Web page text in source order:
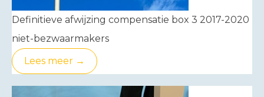
Definitieve afwijzing compensatie box 3 2017-2020
niet-bezwaarmakers
Lees meer →